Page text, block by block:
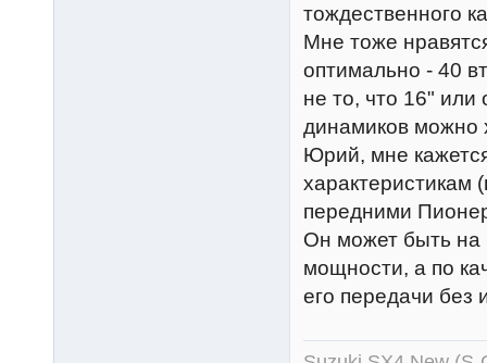
тождественного
Мне тоже
оптимально - 40
не то, что 16"
динамиков можно
Юрий, мне
характеристикам
передними
Он может быть на
мощности, а по
его передачи